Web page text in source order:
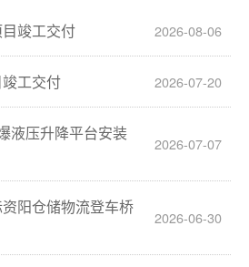
竣工交付 2026-08-06
工交付 2026-07-20
液压升降平台安装
2026-07-07
阳仓储物流登车桥
2026-06-30